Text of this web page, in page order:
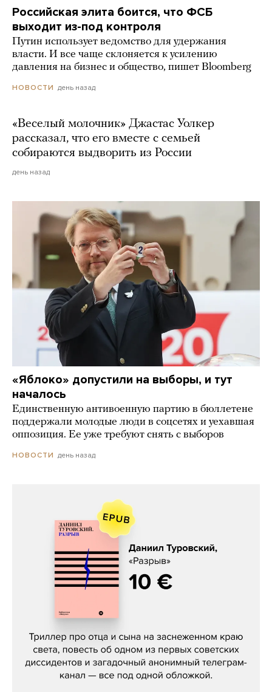
Российская элита боится, что ФСБ
выходит из-под контроля
Путин использует ведомство для удержания
власти. И все чаще склоняется к усилению
давления на бизнес и общество, пишет Bloomberg
НОВОСТИ день назад
«Веселый молочник» Джастас Уолкер
рассказал, что его вместе с семьей
собираются выдворить из России
день назад
«Яблоко» допустили на выборы, и тут
началось
Единственную антивоенную партию в бюллетене
поддержали молодые люди в соцсетях и уехавшая
оппозиция. Ее уже требуют снять с выборов
НОВОСТИ день назад
Даниил Туровский, «Разрыв»